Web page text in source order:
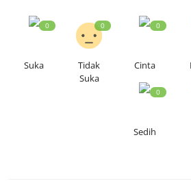
0
Suka
0
Tidak
Suka
0
Cinta
0
Sedih